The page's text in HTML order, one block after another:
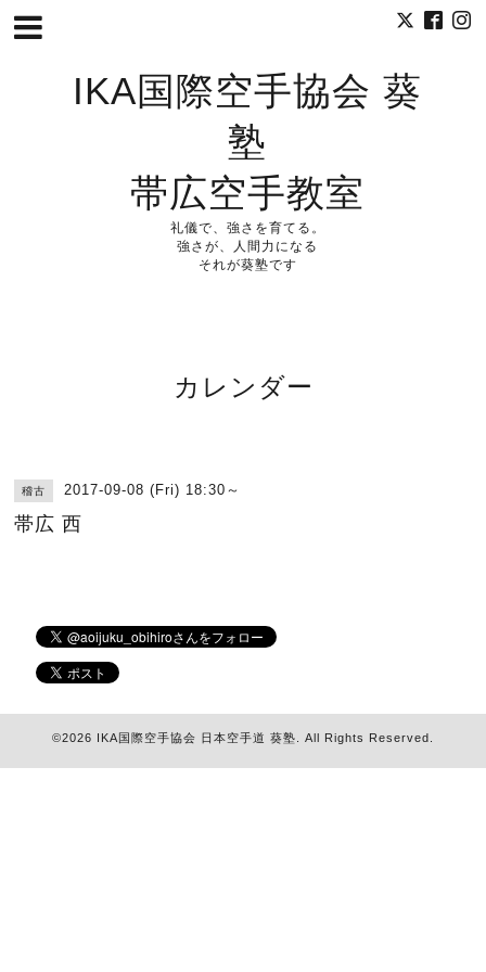
IKA国際空手協会 葵
塾
帯広空手教室
礼儀で、強さを育てる。
強さが、人間力になる
それが葵塾です
カレンダー
稽古 2017-09-08 (Fri) 18:30～
帯広 西
©2026 IKA国際空手協会 日本空手道 葵塾 . All Rights Reserved.